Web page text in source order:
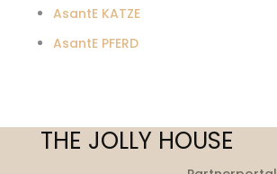
AsantE KATZE
AsantE PFERD
THE JOLLY HOUSE